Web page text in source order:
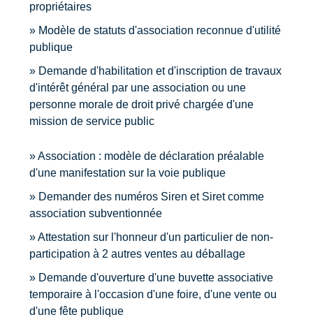
propriétaires
Modèle de statuts d'association reconnue d'utilité
publique
Demande d'habilitation et d'inscription de travaux
d'intérêt général par une association ou une
personne morale de droit privé chargée d'une
mission de service public
Association : modèle de déclaration préalable
d'une manifestation sur la voie publique
Demander des numéros Siren et Siret comme
association subventionnée
Attestation sur l'honneur d'un particulier de non-
participation à 2 autres ventes au déballage
Demande d'ouverture d'une buvette associative
temporaire à l'occasion d'une foire, d'une vente ou
d'une fête publique